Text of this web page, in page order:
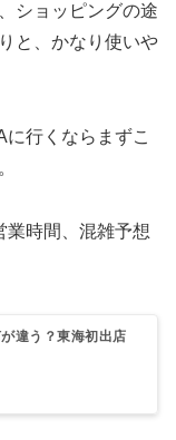
ショッピングの途
と、かなり使いや
行くならまずこ
業時間、混雑予想
違う？東海初出店